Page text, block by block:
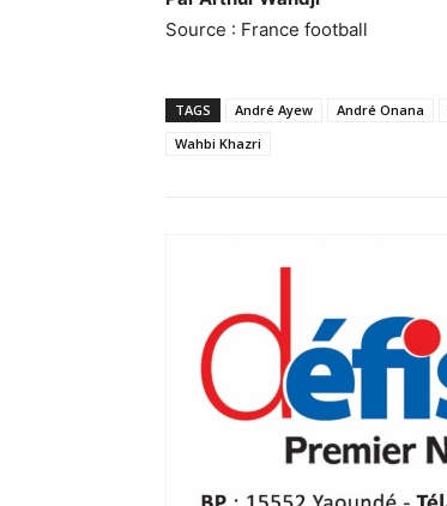
Source : France football
TAGS André Ayew André Onana
Wahbi Khazri